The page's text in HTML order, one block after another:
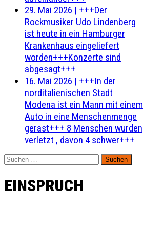
29. Mai 2026 | +++Der
Rockmusiker Udo Lindenberg
ist heute in ein Hamburger
Krankenhaus eingeliefert
worden+++Konzerte sind
abgesagt+++
16. Mai 2026 | +++In der
norditalienischen Stadt
Modena ist ein Mann mit einem
Auto in eine Menschenmenge
gerast+++ 8 Menschen wurden
verletzt , davon 4 schwer+++
Suchen
nach:
EINSPRUCH